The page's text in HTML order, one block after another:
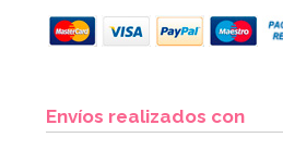
Envíos realizados con